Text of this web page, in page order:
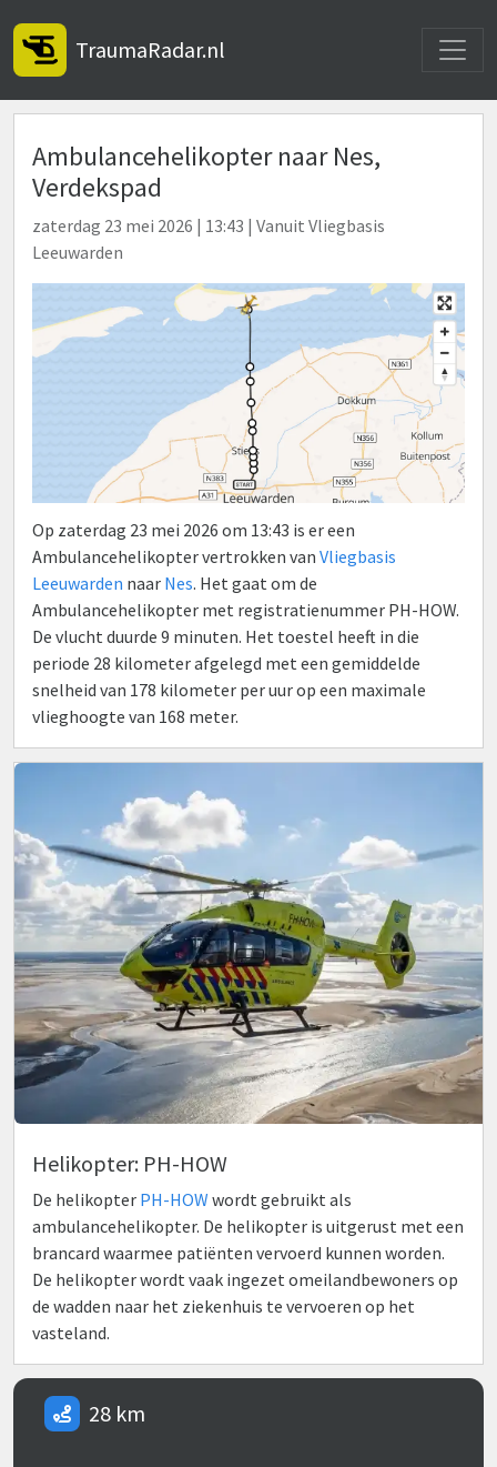
TraumaRadar.nl
Ambulancehelikopter naar Nes,
Verdekspad
zaterdag 23 mei 2026 | 13:43 | Vanuit Vliegbasis
Leeuwarden
Op zaterdag 23 mei 2026 om 13:43 is er een
Ambulancehelikopter vertrokken van Vliegbasis
Leeuwarden naar Nes. Het gaat om de
Ambulancehelikopter met registratienummer PH-HOW.
De vlucht duurde 9 minuten. Het toestel heeft in die
periode 28 kilometer afgelegd met een gemiddelde
snelheid van 178 kilometer per uur op een maximale
vlieghoogte van 168 meter.
Helikopter: PH-HOW
De helikopter PH-HOW wordt gebruikt als
ambulancehelikopter. De helikopter is uitgerust met een
brancard waarmee patiënten vervoerd kunnen worden.
De helikopter wordt vaak ingezet omeilandbewoners op
de wadden naar het ziekenhuis te vervoeren op het
vasteland.
28 km